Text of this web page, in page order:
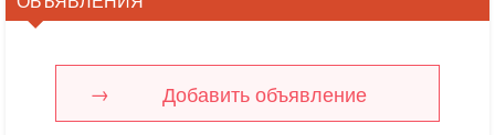
Добавить объявление